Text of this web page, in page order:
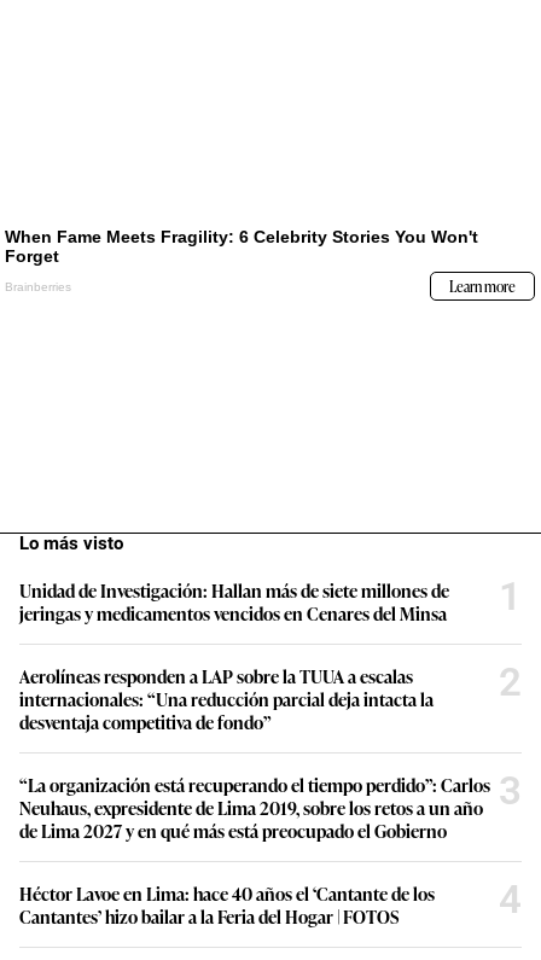
Lo más visto
Unidad de Investigación: Hallan más de siete millones de
jeringas y medicamentos vencidos en Cenares del Minsa
1
Aerolíneas responden a LAP sobre la TUUA a escalas
internacionales: “Una reducción parcial deja intacta la
desventaja competitiva de fondo”
2
“La organización está recuperando el tiempo perdido”: Carlos
Neuhaus, expresidente de Lima 2019, sobre los retos a un año
de Lima 2027 y en qué más está preocupado el Gobierno
3
Héctor Lavoe en Lima: hace 40 años el ‘Cantante de los
Cantantes’ hizo bailar a la Feria del Hogar | FOTOS
4